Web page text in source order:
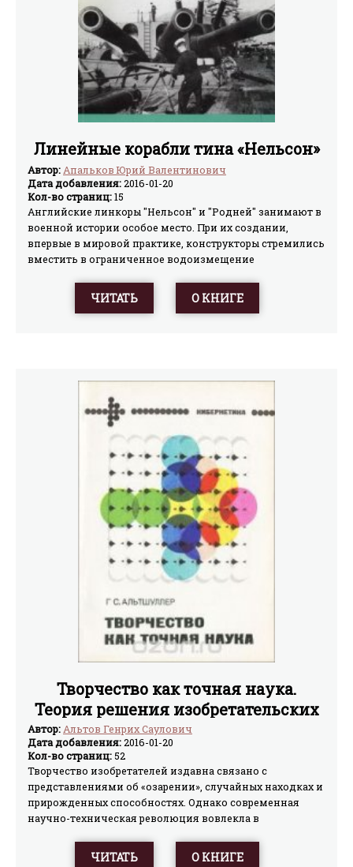
Линейные корабли тина «Нельсон»
Автор: Апальков Юрий Валентинович
Дата добавления:2016-01-20
Кол-во страниц:15
Английские линкоры "Нельсон" и "Родней" занимают в
военной истории особое место. При их создании,
впервые в мировой практике, конструкторы стремились
вместить в ограниченное водоизмещение
боевой корабль является компромиссом между
попытками его создателей обеспечить заданные
построенные по условиям Вашингтонской
конференции 1922 г., еще в период проектирования
признавались как посредственные корабли, не
отвечавшие требованиям, предъявляемым к
полноценному линейному кораблю начала 20-х годов.
Многие специалисты относились к ним весьма
скептически, особенно в преддверии окончания
"линкорных каникул", когда 5 стран — участниц этой
конференции должны были приступить к постройке
линкоров нового поколения. Однако после начала 2-ой
мировой войны оба корабля оказались самыми
мощными и боеспособными линкорами английского
флота и до конца 1940 г. несли на себе основную
вступления в строй кораблей типа "Кинг Джордж V"
они продолжали оставаться в водах Метрополии,
являвшихся для английского флота приоритетным
театром военных действий.
ЧИТАТЬ О КНИГЕ
Творчество как точная наука.
Теория решения изобретательских
задач
Автор: Альтов Генрих Саулович
Дата добавления:2016-01-20
Кол-во страниц: 52
Творчество изобретателей издавна связано с
представлениями об «озарении», случайных находках и
прирожденных способностях. Однако современная
научно-техническая революция вовлекла в
поставила проблему повышения эффективности
ЧИТАТЬ О КНИГЕ